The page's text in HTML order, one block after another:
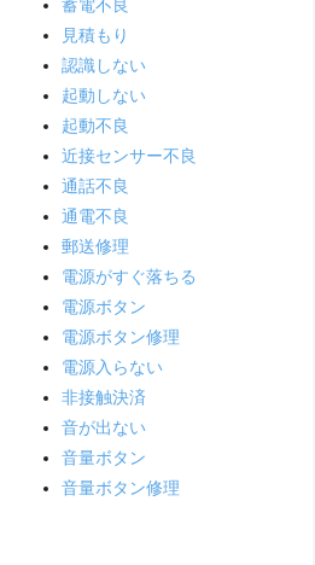
蓄電不良
見積もり
認識しない
起動しない
起動不良
近接センサー不良
通話不良
通電不良
郵送修理
電源がすぐ落ちる
電源ボタン
電源ボタン修理
電源入らない
非接触決済
音が出ない
音量ボタン
音量ボタン修理